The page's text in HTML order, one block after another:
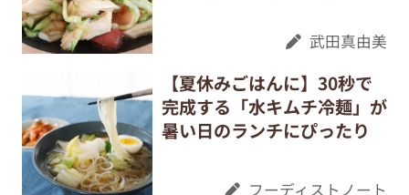
武田真由美
【夏休みごはんに】30秒で
完成する「水キムチ冷麺」が
暑い日のランチにぴったり
フーディストノート